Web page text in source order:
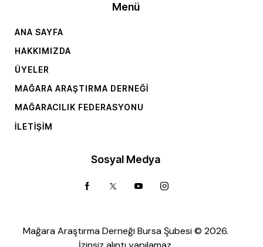
Menü
ANA SAYFA
HAKKIMIZDA
ÜYELER
MAĞARA ARAŞTIRMA DERNEĞI
MAĞARACILIK FEDERASYONU
İLETIŞIM
Sosyal Medya
Mağara Araştırma Derneği Bursa Şubesi © 2026.